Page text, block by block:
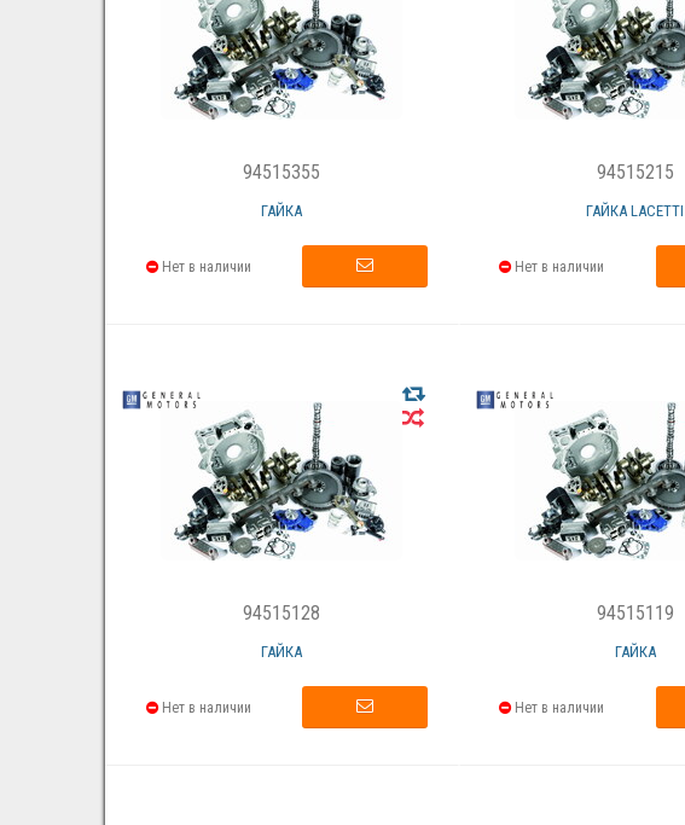
94515355
ГАЙКА
Нет в наличии
94515215
ГАЙКА LACETTI
Нет в наличии
94515128
ГАЙКА
Нет в наличии
94515119
ГАЙКА
Нет в наличии